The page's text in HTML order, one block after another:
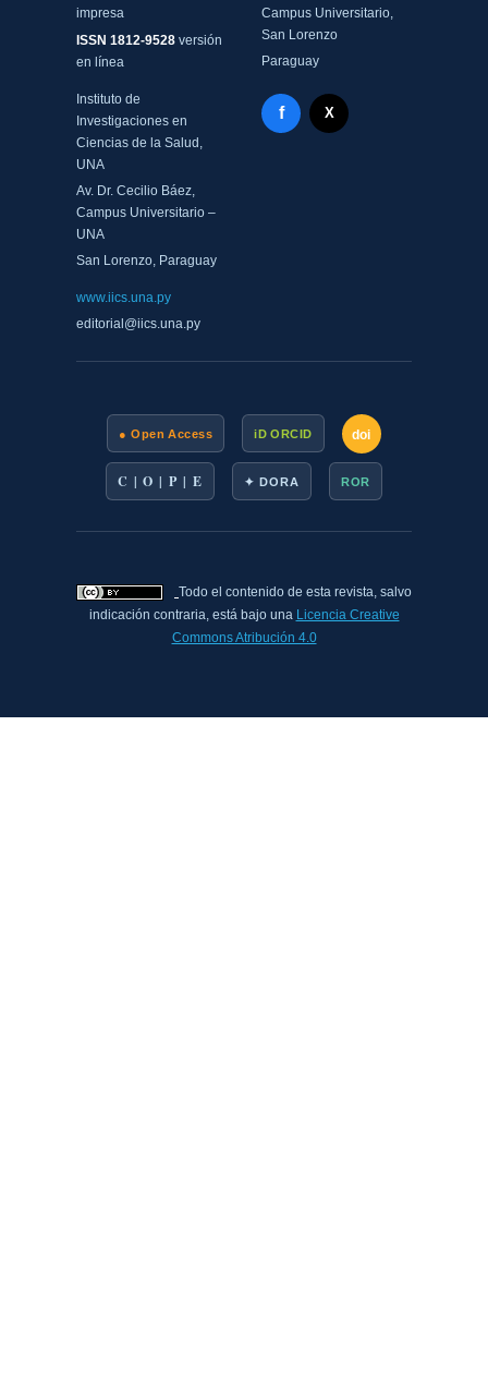
impresa
ISSN 1812-9528 versión
en línea
Instituto de
Investigaciones en
Ciencias de la Salud,
UNA
Av. Dr. Cecilio Báez,
Campus Universitario –
UNA
San Lorenzo, Paraguay
www.iics.una.py
editorial@iics.una.py
Campus Universitario,
San Lorenzo
Paraguay
Facebook - Memorias del
f X Twitter - MIICS UNA
X
● Open Access iD ORCID doi
C | O | P | E ✦ DORA ROR
Todo el contenido de esta revista, salvo
indicación contraria, está bajo una Licencia Creative
Commons Atribución 4.0